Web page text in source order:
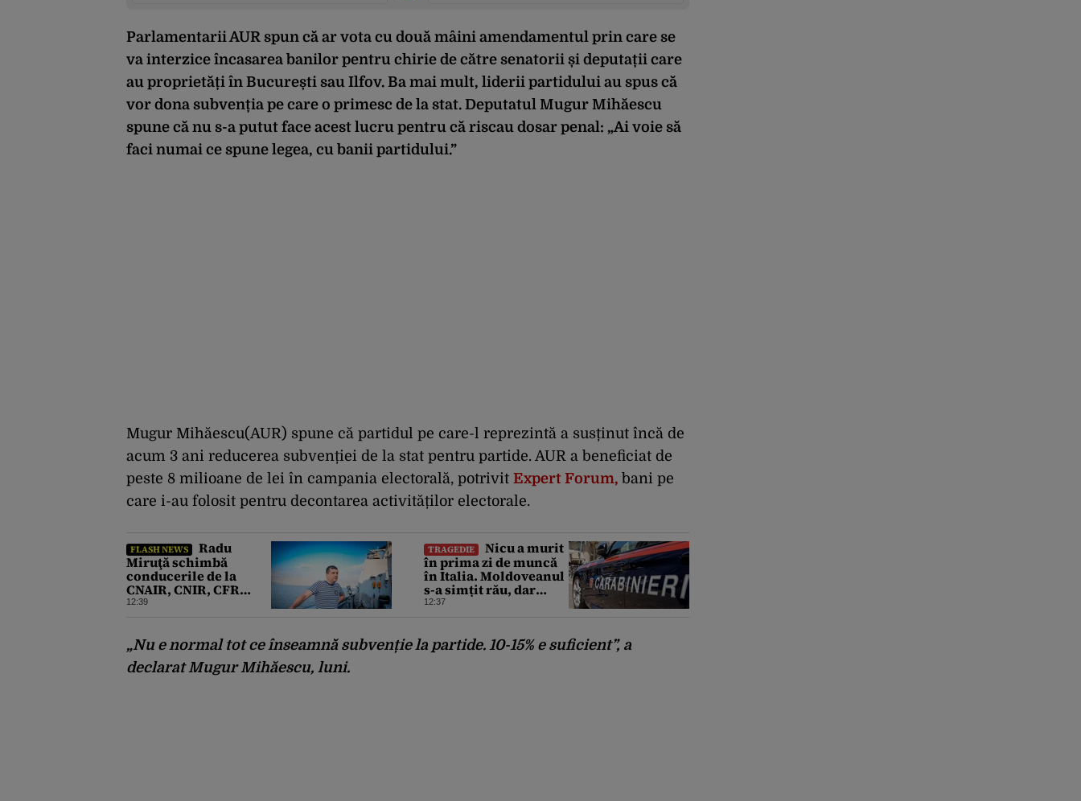
Parlamentarii AUR spun că ar vota cu două mâini amendamentul prin care se
va interzice încasarea banilor pentru chirie de către senatorii și deputații care
au proprietăți în București sau Ilfov. Ba mai mult, liderii partidului au spus că
vor dona subvenția pe care o primesc de la stat. Deputatul Mugur Mihăescu
spune că nu s-a putut face acest lucru pentru că riscau dosar penal: „Ai voie să
faci numai ce spune legea, cu banii partidului.”
Mugur Mihăescu(AUR) spune că partidul pe care-l reprezintă a susținut încă de
acum 3 ani reducerea subvenției de la stat pentru partide. AUR a beneficiat de
peste 8 milioane de lei în campania electorală, potrivit Expert Forum, bani pe
care i-au folosit pentru decontarea activităților electorale.
FLASH NEWS
Radu
Miruţă schimbă
conducerile de la
CNAIR, CNIR, CFR
Marfă şi Călători şi
12:39
TRAGEDIE
Nicu a murit
în prima zi de muncă
în Italia. Moldoveanul
s-a simțit rău, dar
nimeni nu a chemat
12:37
„Nu e normal tot ce înseamnă subvenție la partide. 10-15% e suficient”, a
declarat Mugur Mihăescu, luni.